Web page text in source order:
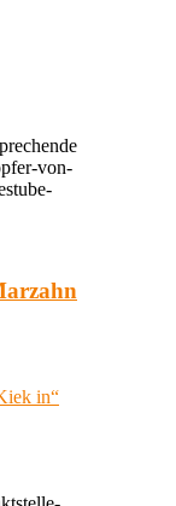
von-
in“